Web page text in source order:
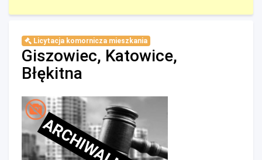
Licytacja komornicza mieszkania
Giszowiec, Katowice,
Błękitna
ARCHIWALNE